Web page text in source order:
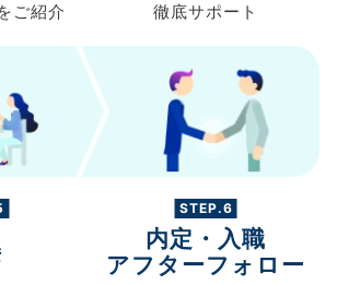
ご紹介
徹底サポート
STEP.6
内定・入職
アフターフォロー